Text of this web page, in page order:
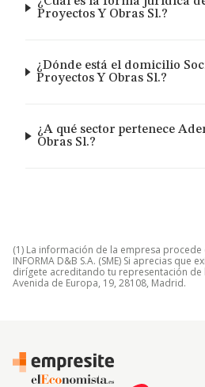
Proyectos Y Obras Sl.?
¿Dónde está el domicilio
Proyectos Y Obras Sl.?
¿A qué sector pertenece
Obras Sl.?
(1) La información de la empresa
INFORMA D&B S.A. (SME) Si aprecias
dirígete acreditando tu representación de
Avenida de Europa, 19, 28108, Madrid.